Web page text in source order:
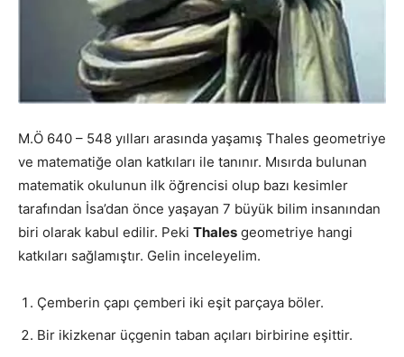
M.Ö 640 – 548 yılları arasında yaşamış Thales geometriye
ve matematiğe olan katkıları ile tanınır. Mısırda bulunan
matematik okulunun ilk öğrencisi olup bazı kesimler
tarafından İsa’dan önce yaşayan 7 büyük bilim insanından
biri olarak kabul edilir. Peki Thales geometriye hangi
katkıları sağlamıştır. Gelin inceleyelim.
Çemberin çapı çemberi iki eşit parçaya böler.
Bir ikizkenar üçgenin taban açıları birbirine eşittir.